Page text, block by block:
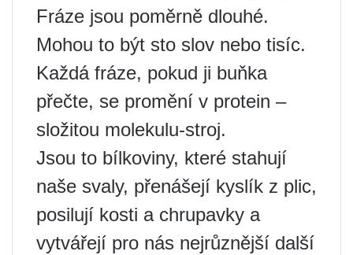
Fráze jsou poměrně dlouhé.
Mohou to být sto slov nebo tisíc.
Každá fráze, pokud ji buňka
přečte, se promění v protein –
složitou molekulu-stroj.
Jsou to bílkoviny, které stahují
naše svaly, přenášejí kyslík z plic,
posilují kosti a chrupavky a
vytvářejí pro nás nejrůznější další